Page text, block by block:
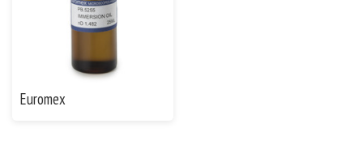
Euromex